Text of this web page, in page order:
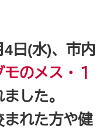
日(水)、市内
のメス・１
した。
れた方や健